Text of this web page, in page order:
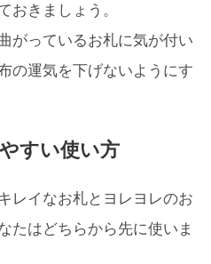
おきましょう。
がっているお札に気が付い
の運気を下げないようにす
すい使い方
レイなお札とヨレヨレのお
たはどちらから先に使いま